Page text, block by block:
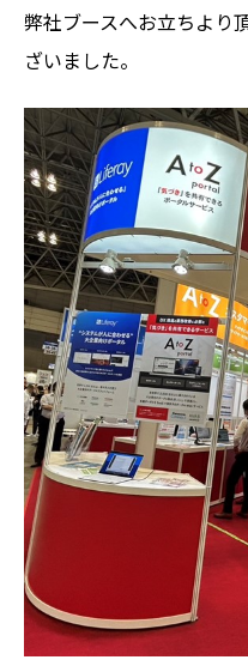
弊社ブースへお立ちより
ざいました。